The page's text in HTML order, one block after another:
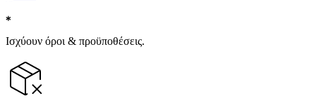
Ισχύουν όροι & προϋποθέσεις.